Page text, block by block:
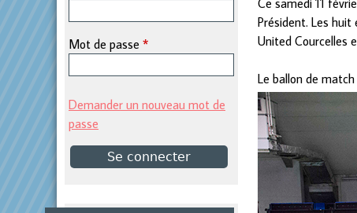
Ce samedi 11
Président. Les
United Courcelles
Le ballon de
p
r
i
n
Mot de passe *
Demander un nouveau mot de
passe